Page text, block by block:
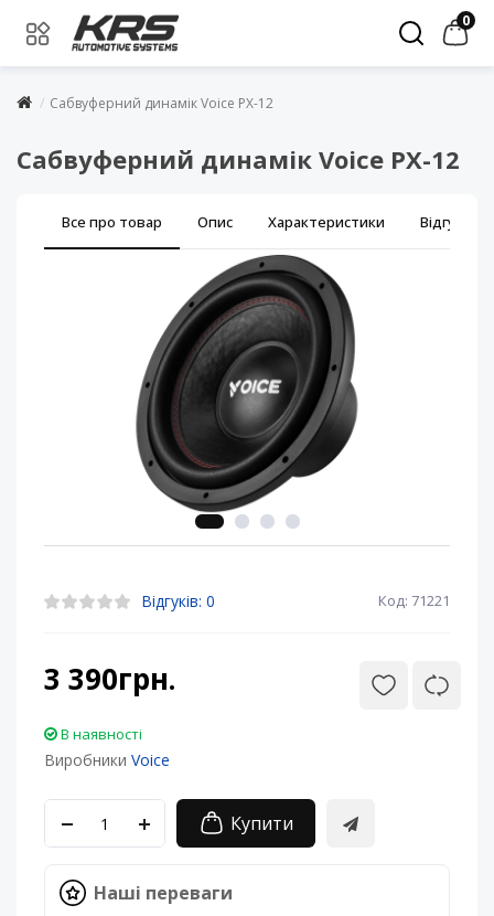
0
Сабвуферний динамік Voice PX-12
Сабвуферний динамік Voice PX-12
Все про товар Опис Характеристики Відгуки (0)
Відгуків: 0 Код: 71221
3 390грн.
В наявності
Виробники Voice
Купити
Наші переваги